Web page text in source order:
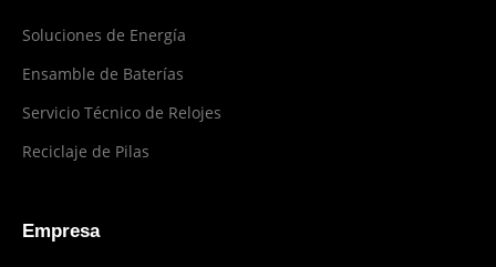
Soluciones de Energía
Ensamble de Baterías
Servicio Técnico de Relojes
Reciclaje de Pilas
Empresa